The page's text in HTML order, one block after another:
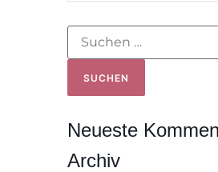
Neueste
Archiv